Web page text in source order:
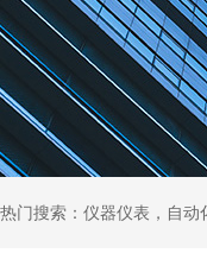
热门搜索：仪器仪表，自动